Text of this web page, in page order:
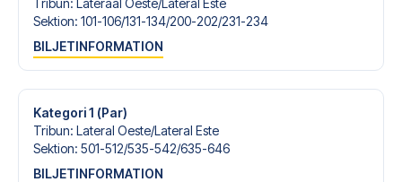
+46 22 03 00 14 ellerhär, om du behöver hjälp med att
Är du redo att uppleva Real Madrid på Estadio Santiago
Bernabéu mot Getafe? Kontakta oss idag, och låt oss
hjälpa dig att realisera din fotbollsresedröm!
Tribun: Lateraal Oeste/​Lateral Este
Sektion: 101-106/​131-134/​200-202/​231-234
BILJETINFORMATION
Kategori 1 (Par)
Tribun: Lateral Oeste/​Lateral Este
Sektion: 501-512/​535-542/​635-646
BILJETINFORMATION